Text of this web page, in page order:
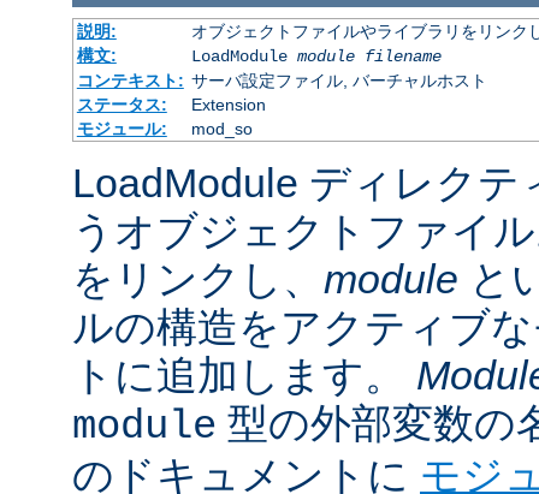
説明:
オブジェクトファイルやライブラリをリン
構文:
LoadModule module filename
コンテキスト: サーバ設定ファイル, バーチャルホスト
ステータス:
Extension
モジュール:
mod_so
LoadModule ディレク
うオブジェクトファイ
をリンクし、 module と
ルの構造をアクティブ
トに追加します。
module 型の外部変数の
のドキュメントに モジ